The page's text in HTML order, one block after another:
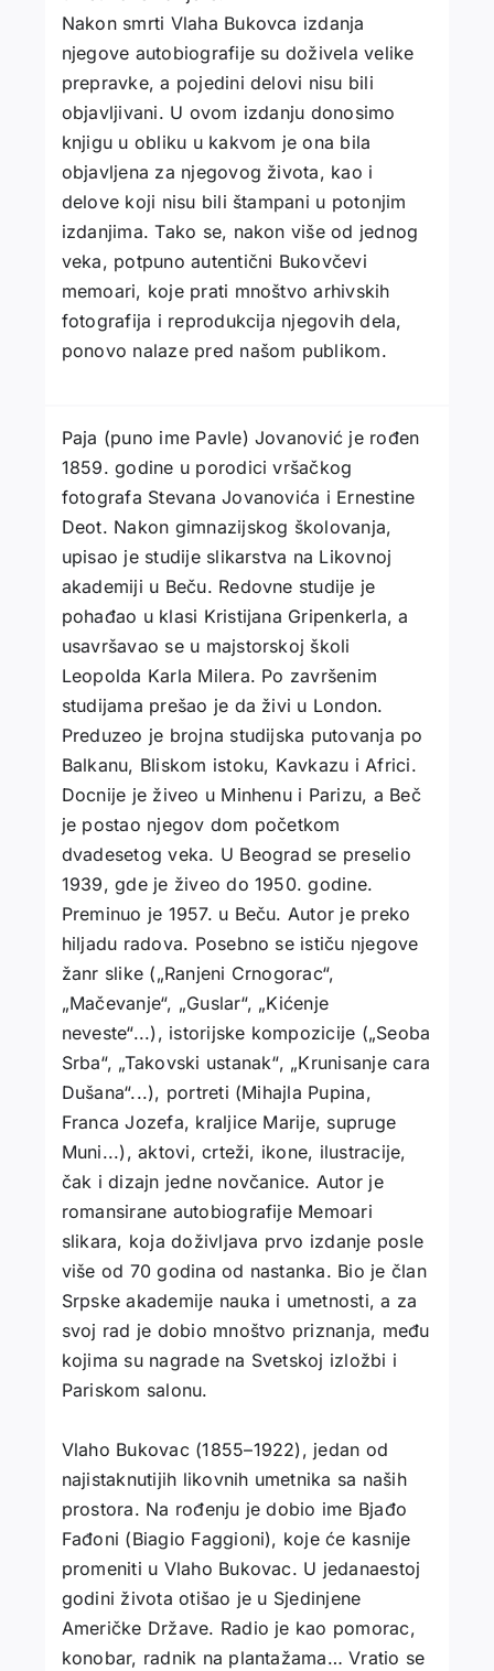
Nakon smrti Vlaha Bukovca izdanja
njegove autobiografije su doživela velike
prepravke, a pojedini delovi nisu bili
objavljivani. U ovom izdanju donosimo
knjigu u obliku u kakvom je ona bila
objavljena za njegovog života, kao i
delove koji nisu bili štampani u potonjim
izdanjima. Tako se, nakon više od jednog
veka, potpuno autentični Bukovčevi
memoari, koje prati mnoštvo arhivskih
fotografija i reprodukcija njegovih dela,
ponovo nalaze pred našom publikom.
Paja (puno ime Pavle) Jovanović je rođen
1859. godine u porodici vršačkog
fotografa Stevana Jovanovića i Ernestine
Deot. Nakon gimnazijskog školovanja,
upisao je studije slikarstva na Likovnoj
akademiji u Beču. Redovne studije je
pohađao u klasi Kristijana Gripenkerla, a
usavršavao se u majstorskoj školi
Leopolda Karla Milera. Po završenim
studijama prešao je da živi u London.
Preduzeo je brojna studijska putovanja po
Balkanu, Bliskom istoku, Kavkazu i Africi.
Docnije je živeo u Minhenu i Parizu, a Beč
je postao njegov dom početkom
dvadesetog veka. U Beograd se preselio
1939, gde je živeo do 1950. godine.
Preminuo je 1957. u Beču. Autor je preko
hiljadu radova. Posebno se ističu njegove
žanr slike („Ranjeni Crnogorac“,
„Mačevanje“, „Guslar“, „Kićenje
neveste“...), istorijske kompozicije („Seoba
Srba“, „Takovski ustanak“, „Krunisanje cara
Dušana“...), portreti (Mihajla Pupina,
Franca Jozefa, kraljice Marije, supruge
Muni...), aktovi, crteži, ikone, ilustracije,
čak i dizajn jedne novčanice. Autor je
romansirane autobiografije Memoari
slikara, koja doživljava prvo izdanje posle
više od 70 godina od nastanka. Bio je član
Srpske akademije nauka i umetnosti, a za
svoj rad je dobio mnoštvo priznanja, među
kojima su nagrade na Svetskoj izložbi i
Pariskom salonu.
Vlaho Bukovac (1855–1922), jedan od
najistaknutijih likovnih umetnika sa naših
prostora. Na rođenju je dobio ime Bjađo
Fađoni (Biagio Faggioni), koje će kasnije
promeniti u Vlaho Bukovac. U jedanaestoj
godini života otišao je u Sjedinjene
Američke Države. Radio je kao pomorac,
konobar, radnik na plantažama… Vratio se